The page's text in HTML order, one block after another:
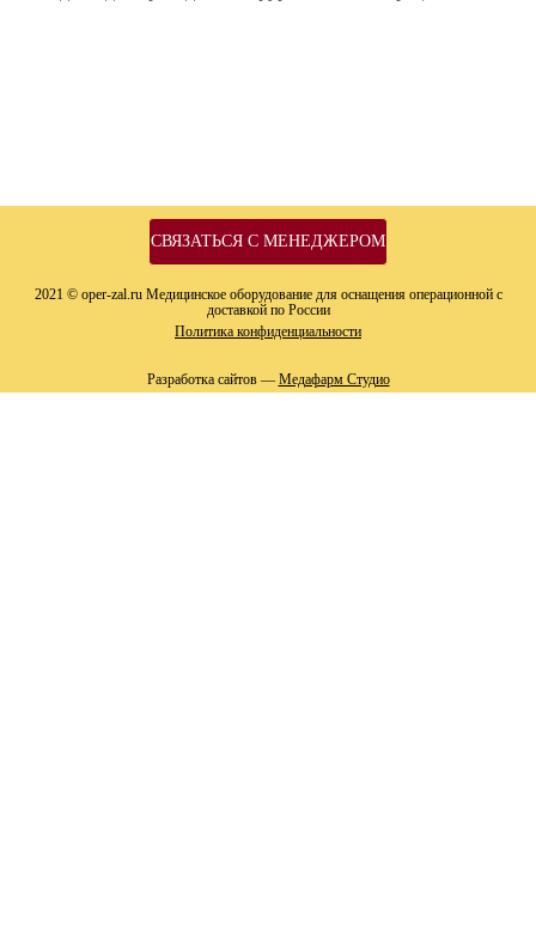
СВЯЗАТЬСЯ С МЕНЕДЖЕРОМ
2021 © oper-zal.ru Медицинское оборудование для оснащения операционной с
доставкой по России
Политика конфиденциальности
Разработка сайтов — Медафарм Студио